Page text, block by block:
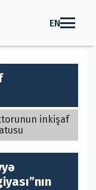
EN
inkişaf